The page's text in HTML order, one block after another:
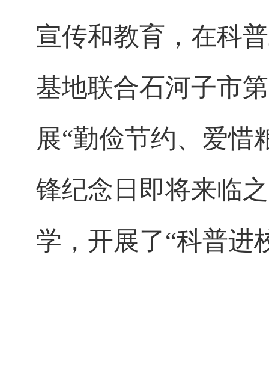
宣传和教育，在科
基地联合石河子市
展“勤俭节约、爱惜
锋纪念日即将来临
学，开展了“科普进